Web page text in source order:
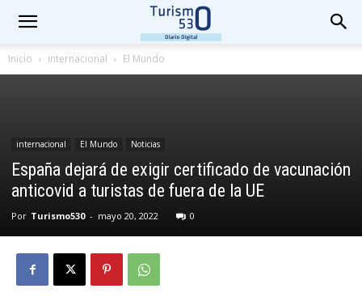
Inicio internacional El Mundo
internacional El Mundo Noticias
España dejará de exigir certificado de vacunación
anticovid a turistas de fuera de la UE
Por Turismo530 - mayo 20, 2022 0